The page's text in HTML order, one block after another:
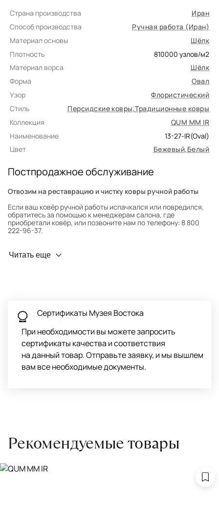
Страна производства
Иран
Способ производства
Ручная работа (Иран)
Материал основы
Шёлк
Плотность
810000 узлов/м2
Материал ворса
Шёлк
Форма
Овал
Узор
Флористический
Стиль
Персидские ковры,Традиционные ковры
Коллекция
QUM MM IR
Наименование
13-27-IR(Oval)
Цвет
Бежевый,Белый
Постпродажное обслуживание
Отвозим на реставрацию и чистку ковры ручной работы
Если ваш ковёр ручной работы испачкался или повредился,
обратитесь за помощью к менеджерам салона, где
приобретали ковёр, или позвоните нам по телефону: 8 800
222-96-37.
Профилактика износа
Обратитесь в салон, где приобретали ковёр, договоритесь о
заборе ковра экспертом либо привозите его в салон.
Читать еще
Сертификаты Музея Востока
При необходимости вы можете запросить
сертификаты качества и соответствия
на данный товар. Отправьте заявку, и мы вышлем
вам все необходимые документы.
Рекомендуемые товары